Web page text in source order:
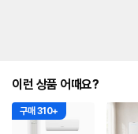
이런 상품 어때요?
구매 310+